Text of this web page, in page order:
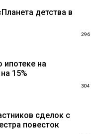
детства в
296
на
15%
304
сделок с
повесток